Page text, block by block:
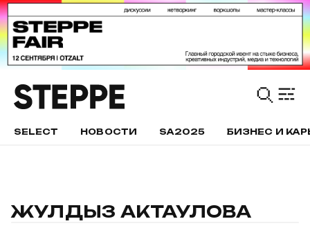
SELECT НОВОСТИ SA2025 БИЗНЕС И
ЖУЛДЫЗ АКТАУЛОВА